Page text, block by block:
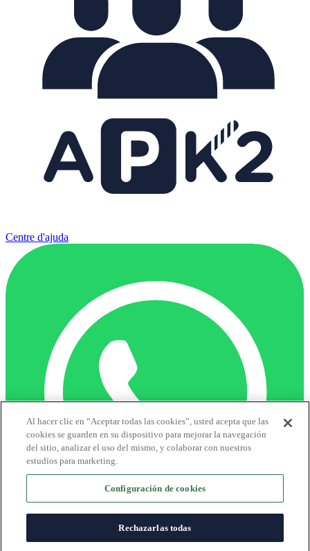
Centre d'ajuda
Al hacer clic en “Aceptar todas las cookies”, usted acepta que las
cookies se guarden en su dispositivo para mejorar la navegación
del sitio, analizar el uso del mismo, y colaborar con nuestros
estudios para marketing.
Configuración de cookies
Rechazarlas todas